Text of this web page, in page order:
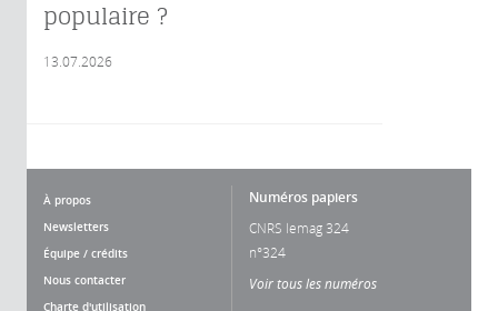
populaire ?
13.07.2026
À propos
Newsletters
Équipe / crédits
Nous contacter
Charte d'utilisation
Numéros papiers
CNRS lemag 324
n°324
Voir tous les numéros